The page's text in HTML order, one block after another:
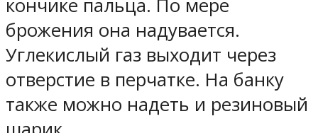
кончике пальца. По мере
брожения она надувается.
Углекислый газ выходит через
отверстие в перчатке. На банку
также можно надеть и резиновый